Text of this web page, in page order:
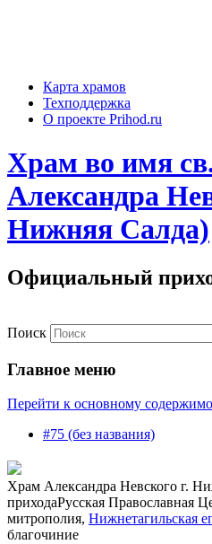
Карта храмов
Техподдержка
О проекте Prihod.ru
Храм во имя
Александра
Нижняя Салда)
Официальный
Поиск
Главное меню
Перейти к основному
#75 (без названия)
Храм Александра Невского г.
приходаРусская Православная
митрополия, Нижнетагильская
благочиние